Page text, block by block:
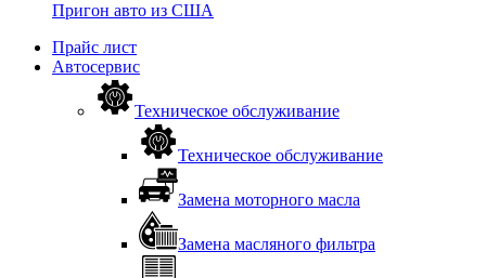
Пригон авто из США
Прайс лист
Автосервис
Техническое обслуживание
Техническое обслуживание
Замена моторного масла
Замена масляного фильтра